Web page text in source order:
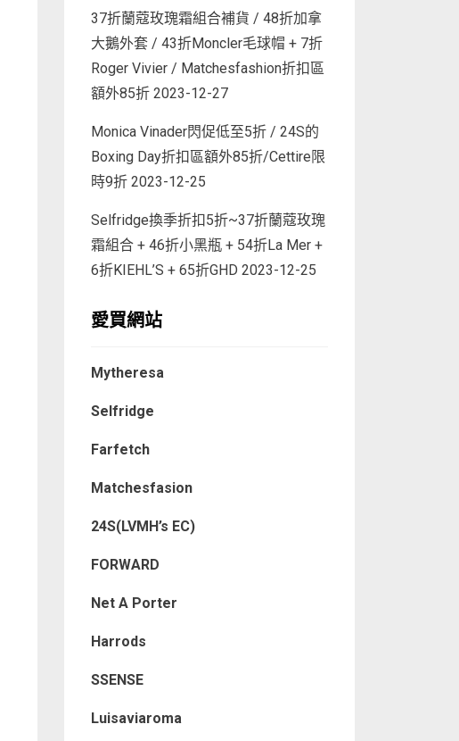
37折蘭蔻玫瑰霜組合補貨 / 48折加拿
大鵝外套 / 43折Moncler毛球帽 + 7折
Roger Vivier / Matchesfashion折扣區
額外85折 2023-12-27
Monica Vinader閃促低至5折 / 24S的
Boxing Day折扣區額外85折/Cettire限
時9折 2023-12-25
Selfridge換季折扣5折~37折蘭蔻玫瑰
霜組合 + 46折小黑瓶 + 54折La Mer +
6折KIEHL’S + 65折GHD 2023-12-25
愛買網站
Mytheresa
Selfridge
Farfetch
Matchesfasion
24S(LVMH’s EC)
FORWARD
Net A Porter
Harrods
SSENSE
Luisaviaroma